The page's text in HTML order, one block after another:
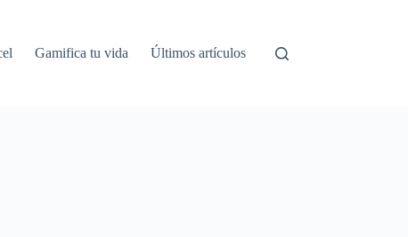
Gamifica tu vida Últimos artículos